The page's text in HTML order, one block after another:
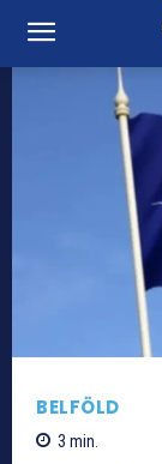
BELFÖLD
3 min.